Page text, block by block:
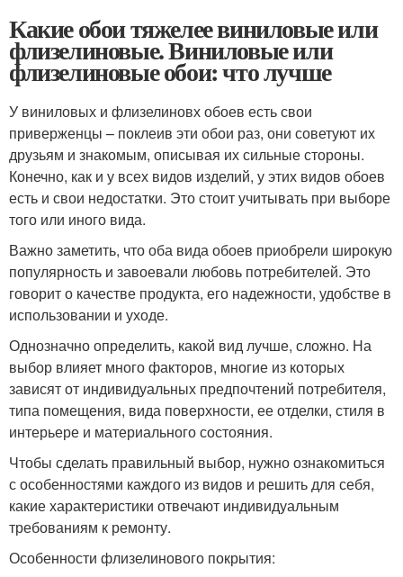
Какие обои тяжелее виниловые или
флизелиновые. Виниловые или
флизелиновые обои: что лучше
У виниловых и флизелиновх обоев есть свои
приверженцы – поклеив эти обои раз, они советуют их
друзьям и знакомым, описывая их сильные стороны.
Конечно, как и у всех видов изделий, у этих видов обоев
есть и свои недостатки. Это стоит учитывать при выборе
того или иного вида.
Важно заметить, что оба вида обоев приобрели широкую
популярность и завоевали любовь потребителей. Это
говорит о качестве продукта, его надежности, удобстве в
использовании и уходе.
Однозначно определить, какой вид лучше, сложно. На
выбор влияет много факторов, многие из которых
зависят от индивидуальных предпочтений потребителя,
типа помещения, вида поверхности, ее отделки, стиля в
интерьере и материального состояния.
Чтобы сделать правильный выбор, нужно ознакомиться
с особенностями каждого из видов и решить для себя,
какие характеристики отвечают индивидуальным
требованиям к ремонту.
Особенности флизелинового покрытия: